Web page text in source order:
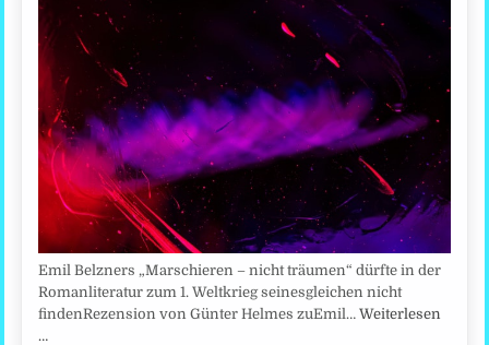
Emil Belzners „Marschieren – nicht träumen“ dürfte in der
Romanliteratur zum 1. Weltkrieg seinesgleichen nicht
findenRezension von Günter Helmes zuEmil…Weiterlesen
…